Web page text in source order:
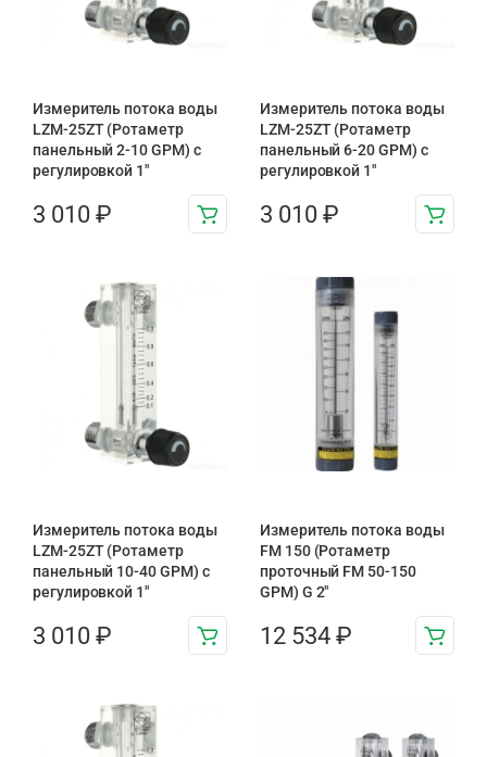
Измеритель потока воды
LZM-25ZT (Ротаметр
панельный 2-10 GPM) с
регулировкой 1″
3 010 ₽
Измеритель потока воды
LZM-25ZT (Ротаметр
панельный 6-20 GPM) с
регулировкой 1″
3 010 ₽
Измеритель потока воды
LZM-25ZT (Ротаметр
панельный 10-40 GPM) с
регулировкой 1″
3 010 ₽
Измеритель потока воды
FM 150 (Ротаметр
проточный FM 50-150
GPM) G 2″
12 534 ₽